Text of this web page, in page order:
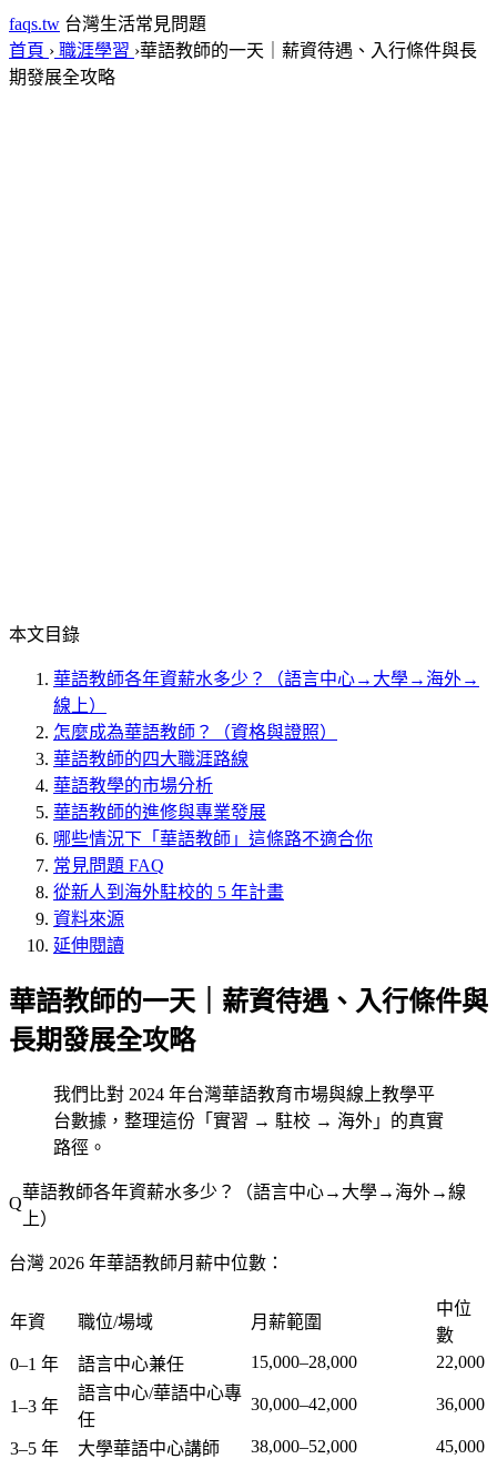
faqs.tw 台灣生活常見問題
首頁 › 職涯學習 ›華語教師的一天｜薪資待遇、入行條件與長
期發展全攻略
本文目錄
華語教師各年資薪水多少？（語言中心→大學→海外→
線上）
怎麼成為華語教師？（資格與證照）
華語教師的四大職涯路線
華語教學的市場分析
華語教師的進修與專業發展
哪些情況下「華語教師」這條路不適合你
常見問題 FAQ
從新人到海外駐校的 5 年計畫
資料來源
延伸閱讀
華語教師的一天｜薪資待遇、入行條件與
長期發展全攻略
我們比對 2024 年台灣華語教育市場與線上教學平
台數據，整理這份「實習 → 駐校 → 海外」的真實
路徑。
華語教師各年資薪水多少？（語言中心→大學→海外→線
上）
台灣 2026 年華語教師月薪中位數：
年資 職位/場域 月薪範圍
中位
數
0–1 年
語言中心兼任 15,000–28,000 22,000
1–3 年
語言中心/華語中心專
任
30,000–42,000 36,000
3–5 年 大學華語中心講師 38,000–52,000
45,000